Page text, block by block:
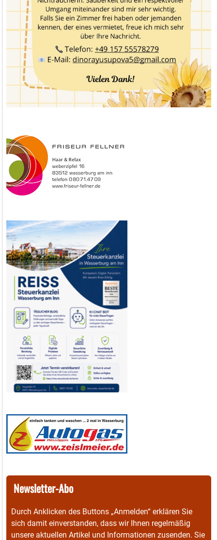
Newsletter-Abo
Durch Anklicken des Buttons „Anmelden“ erklären Sie
sich damit einverstanden, dass wir Ihnen regelmäßig
unsere aktuellen Artikel und Informationen zusenden. Sie